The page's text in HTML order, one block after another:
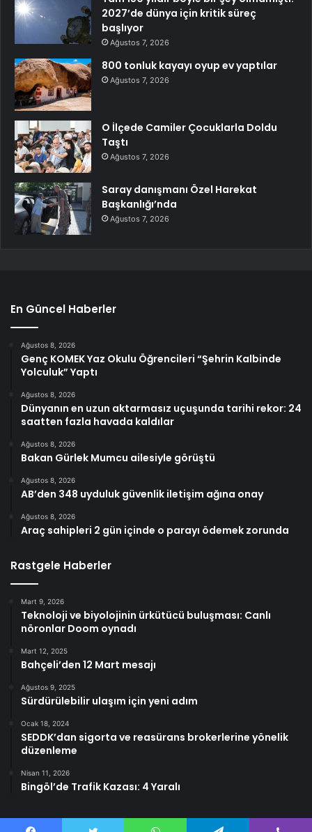
2027’de dünya için kritik süreç
başlıyor
Ağustos 7, 2026
800 tonluk kayayı oyup ev yaptılar
Ağustos 7, 2026
O İlçede Camiler Çocuklarla Doldu
Taştı
Ağustos 7, 2026
Saray danışmanı Özel Harekat
Başkanlığı’nda
Ağustos 7, 2026
En Güncel Haberler
Ağustos 8, 2026
Genç KOMEK Yaz Okulu Öğrencileri “Şehrin Kalbinde
Yolculuk” Yaptı
Ağustos 8, 2026
Dünyanın en uzun aktarmasız uçuşunda tarihi rekor: 24
saatten fazla havada kaldılar
Ağustos 8, 2026
Bakan Gürlek Mumcu ailesiyle görüştü
Ağustos 8, 2026
AB’den 348 uyduluk güvenlik iletişim ağına onay
Ağustos 8, 2026
Araç sahipleri 2 gün içinde o parayı ödemek zorunda
Rastgele Haberler
Mart 9, 2026
Teknoloji ve biyolojinin ürkütücü buluşması: Canlı
nöronlar Doom oynadı
Mart 12, 2025
Bahçeli’den 12 Mart mesajı
Ağustos 9, 2025
Sürdürülebilir ulaşım için yeni adım
Ocak 18, 2024
SEDDK’dan sigorta ve reasürans brokerlerine yönelik
düzenleme
Nisan 11, 2026
Bingöl’de Trafik Kazası: 4 Yaralı